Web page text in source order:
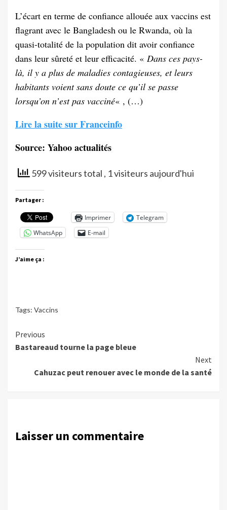
L’écart en terme de confiance allouée aux vaccins est
flagrant avec le Bangladesh ou le Rwanda, où la
quasi-totalité de la population dit avoir confiance
dans leur sûreté et leur efficacité. « Dans ces pays-
là, il y a plus de maladies contagieuses, et leurs
habitants voient sans doute ce qu’il se passe
lorsqu’on n’est pas vacciné« , (…)
Lire la suite sur Franceinfo
Source: Yahoo actualités
599 visiteurs total , 1 visiteurs aujourd'hui
Partager :
Imprimer
Telegram
WhatsApp
E-mail
J’aime ça :
Tags: Vaccins
Continue
Reading
Previous
Bastareaud tourne la page bleue
Next
Cahuzac peut renouer avec le monde de la santé
Laisser un commentaire